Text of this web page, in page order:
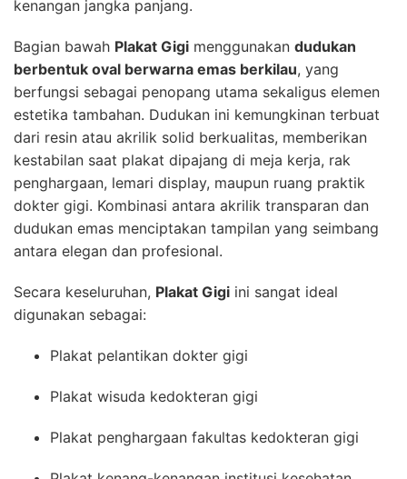
kenangan jangka panjang.
Bagian bawah Plakat Gigi menggunakan dudukan
berbentuk oval berwarna emas berkilau, yang
berfungsi sebagai penopang utama sekaligus elemen
estetika tambahan. Dudukan ini kemungkinan terbuat
dari resin atau akrilik solid berkualitas, memberikan
kestabilan saat plakat dipajang di meja kerja, rak
penghargaan, lemari display, maupun ruang praktik
dokter gigi. Kombinasi antara akrilik transparan dan
dudukan emas menciptakan tampilan yang seimbang
antara elegan dan profesional.
Secara keseluruhan, Plakat Gigi ini sangat ideal
digunakan sebagai:
Plakat pelantikan dokter gigi
Plakat wisuda kedokteran gigi
Plakat penghargaan fakultas kedokteran gigi